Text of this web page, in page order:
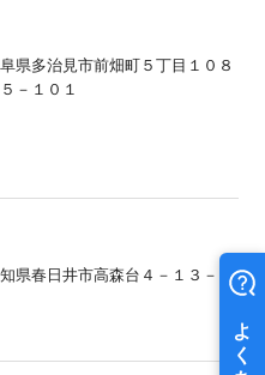
県多治見市前畑町５丁目１０８
－１０１
県春日井市高森台４－１３－５